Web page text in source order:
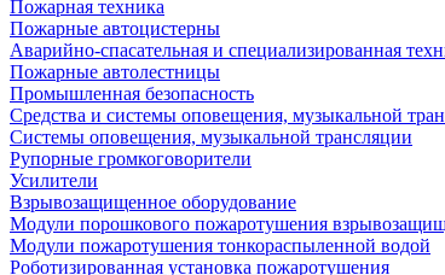
Пожарная техника
Пожарные автоцистерны
Аварийно-спасательная и специализированная
Пожарные автолестницы
Промышленная безопасность
Средства и системы оповещения, музыкальной
Системы оповещения, музыкальной трансляции
Рупорные громкоговорители
Усилители
Взрывозащищенное оборудование
Модули порошкового пожаротушения
Модули пожаротушения тонкораспыленной водой
Роботизированная установка пожаротушения